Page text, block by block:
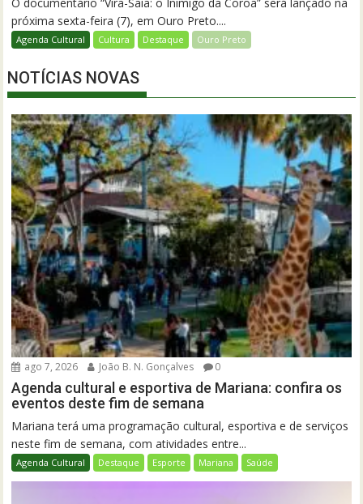
próxima sexta-feira (7), em Ouro Preto....
Agenda Cultural Cultura Destaque Ouro Preto
NOTÍCIAS NOVAS
ago 7, 2026 João B. N. Gonçalves 0
Agenda cultural e esportiva de Mariana: confira os
eventos deste fim de semana
Mariana terá uma programação cultural, esportiva e de serviços
neste fim de semana, com atividades entre...
Agenda Cultural Destaque Esporte Mariana Saúde